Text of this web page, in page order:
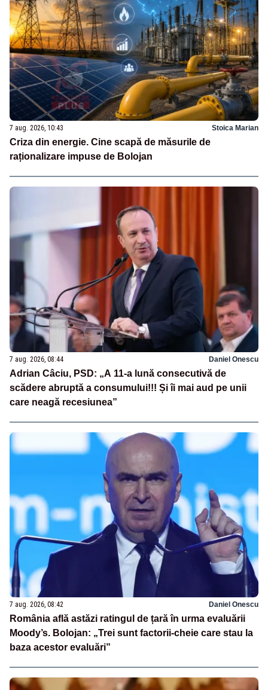
7 aug. 2026, 10:43 Stoica Marian
Criza din energie. Cine scapă de măsurile de
raționalizare impuse de Bolojan
7 aug. 2026, 08:44 Daniel Onescu
Adrian Câciu, PSD: „A 11-a lună consecutivă de
scădere abruptă a consumului!!! Și îi mai aud pe unii
care neagă recesiunea”
7 aug. 2026, 08:42 Daniel Onescu
România află astăzi ratingul de țară în urma evaluării
Moody’s. Bolojan: „Trei sunt factorii-cheie care stau la
baza acestor evaluări”